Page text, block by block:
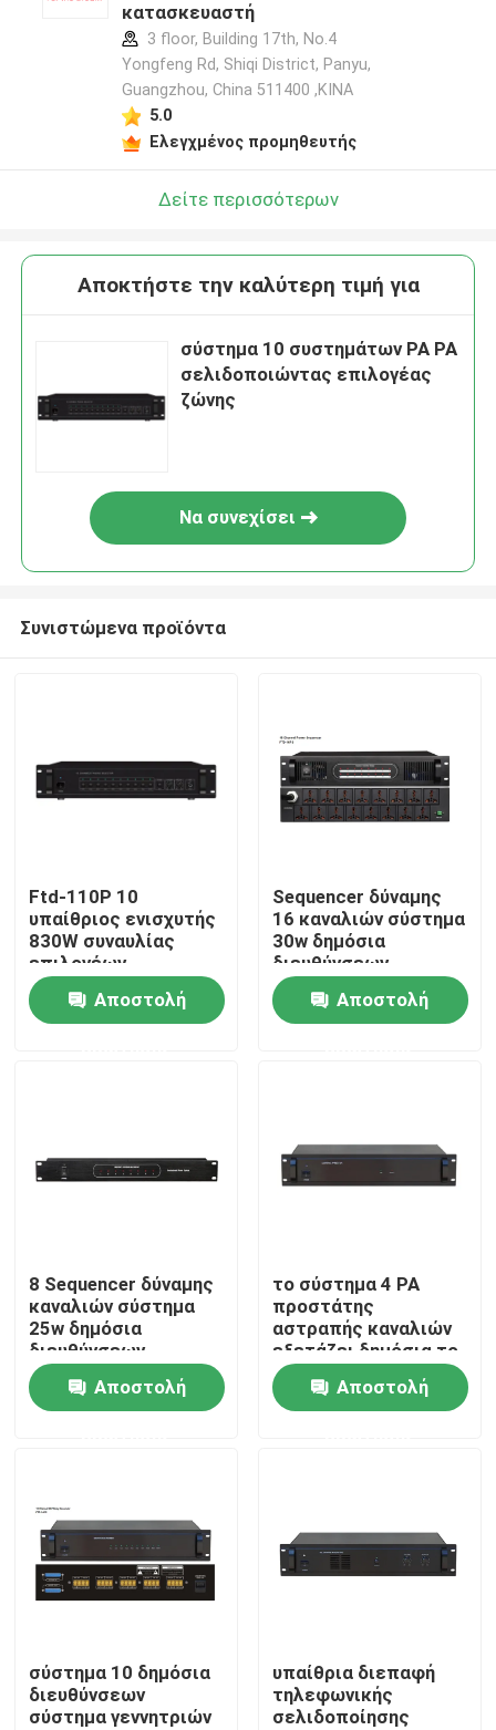
Προϊόντα
Περίπου εμείς
Γύρος εργοστασίων
Μας ελάτε σε επαφή με
Ειδήσεις
Ενισχυτής συστημάτων PA
κατασκευαστή
3 floor, Building 17th, No.4
Yongfeng Rd, Shiqi District, Panyu,
Guangzhou, China 511400 ,ΚΙΝΑ
5.0
Ελεγχμένος προμηθευτής
Δείτε περισσότερων
Αποκτήστε την καλύτερη τιμή για
σύστημα 10 συστημάτων PA PA
σελιδοποιώντας επιλογέας
ζώνης
Να συνεχίσει
Συνιστώμενα προϊόντα
Ftd-110P 10
υπαίθριος ενισχυτής
830W συναυλίας
επιλογέων
σελιδοποίησης
ζώνης Αποστολή
Sequencer δύναμης
16 καναλιών σύστημα
30w δημόσια
διευθύνσεων
Αποστολή
8 Sequencer δύναμης
καναλιών σύστημα
25w δημόσια
διευθύνσεων
Αποστολή
το σύστημα 4 PA
προστάτης
αστραπής καναλιών
εξετάζει δημόσια το
σύστημα
Αποστολή
σύστημα 10 δημόσια
διευθύνσεων
σύστημα γεννητριών
υπαίθρια διεπαφή
τηλεφωνικής
σελιδοποίησης